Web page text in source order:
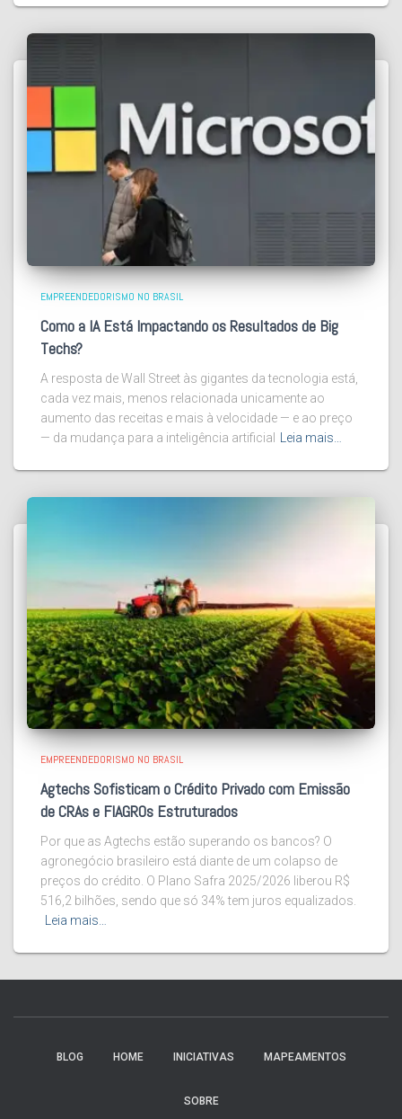
EMPREENDEDORISMO NO BRASIL
Como a IA Está Impactando os Resultados de Big
Techs?
A resposta de Wall Street às gigantes da tecnologia está,
cada vez mais, menos relacionada unicamente ao
aumento das receitas e mais à velocidade — e ao preço
— da mudança para a inteligência artificial Leia mais…
EMPREENDEDORISMO NO BRASIL
Agtechs Sofisticam o Crédito Privado com Emissão
de CRAs e FIAGROs Estruturados
Por que as Agtechs estão superando os bancos? O
agronegócio brasileiro está diante de um colapso de
preços do crédito. O Plano Safra 2025/2026 liberou R$
516,2 bilhões, sendo que só 34% tem juros equalizados.
Leia mais…
BLOG HOME INICIATIVAS MAPEAMENTOS
SOBRE